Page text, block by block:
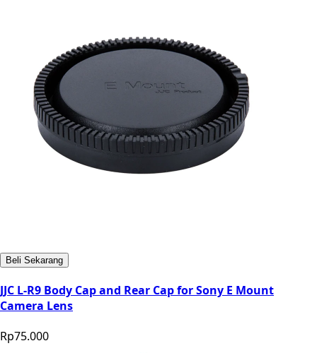
Beli Sekarang
JJC L-R9 Body Cap and Rear Cap for Sony E Mount
Camera Lens
Rp75.000